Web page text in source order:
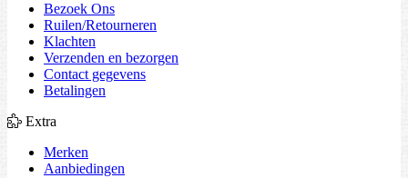
Bezoek Ons
Ruilen/Retourneren
Klachten
Verzenden en bezorgen
Contact gegevens
Betalingen
Extra
Merken
Aanbiedingen